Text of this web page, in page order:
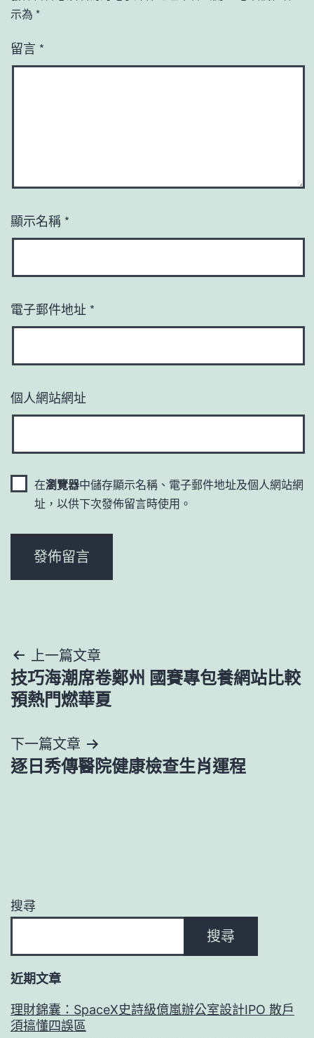
示為 *
留言 *
顯示名稱 *
電子郵件地址 *
個人網站網址
在瀏覽器中儲存顯示名稱、電子郵件地址及個人網站網
址，以供下次發佈留言時使用。
文
章
覽
上一篇文章
技巧海潮席卷鄭州 國賽專包養網站比較
預熱門燃華夏
下一篇文章
逐日秀傳醫院健康檢查生肖運程
搜尋
搜尋
近期文章
理財錦囊：SpaceX史詩級億嵐辦公室設計IPO 散戶
須搞懂四誤區